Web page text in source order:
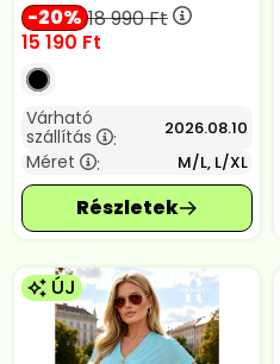
20 18 990Ft
15 190 Ft
Várható
szállítás
: 2026.08.10
Méret : M/L, L/XL
ÚJ